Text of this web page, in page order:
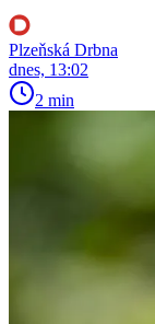
Plzeňská Drbna
dnes, 13:02
2 min